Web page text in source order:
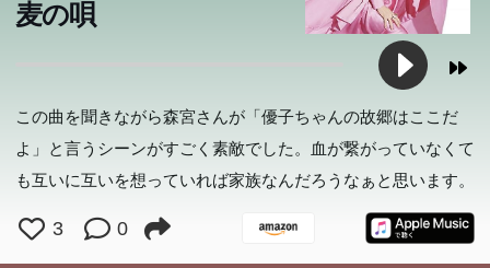
麦の唄
この曲を聞きながら森宮さんが「優子ちゃんの故郷はここだ
よ」と言うシーンがすごく素敵でした。血が繋がっていなくて
も互いに互いを想っていれば家族なんだろうなぁと思います。
3 0